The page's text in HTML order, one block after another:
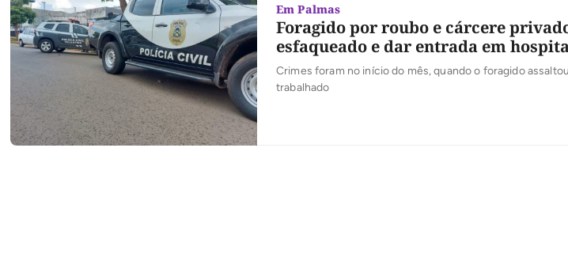
Em Palmas
Foragido por roubo e cárcere
esfaqueado e dar entrada em
Crimes foram no início do mês, quando o foragido
trabalhado